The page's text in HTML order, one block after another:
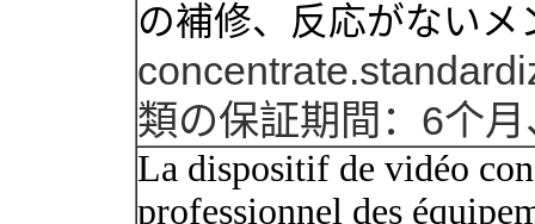
の補修、反応がないメ
類の保証期間 ： 6个月
La dispositif de vidéo
professionnel des